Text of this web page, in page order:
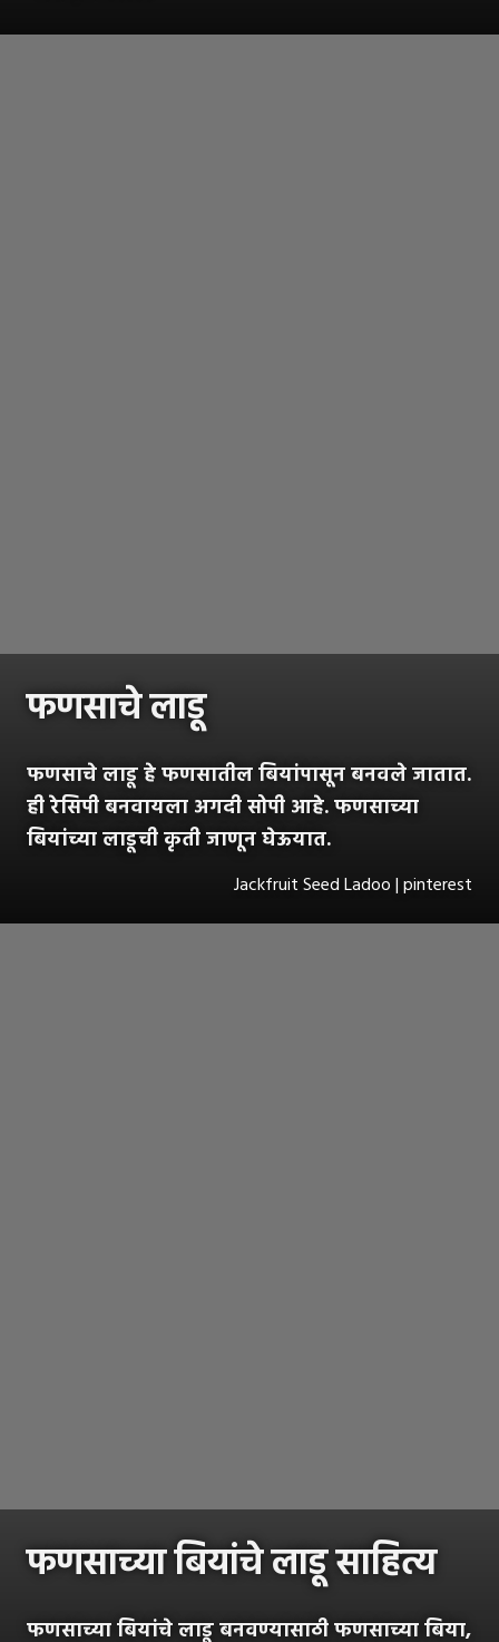
फणसाचे लाडू
फणसाचे लाडू हे फणसातील बियांपासून बनवले जातात.
ही रेसिपी बनवायला अगदी सोपी आहे. फणसाच्या
बियांच्या लाडूची कृती जाणून घेऊयात.
Jackfruit Seed Ladoo | pinterest
फणसाच्या बियांचे लाडू साहित्य
फणसाच्या बियांचे लाडू बनवण्यासाठी फणसाच्या बिया,